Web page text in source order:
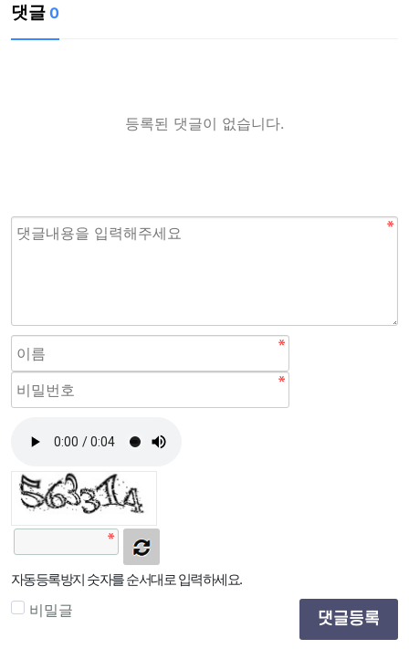
댓글 0
등록된 댓글이 없습니다.
자동등록방지 숫자를 순서대로 입력하세요.
비밀글 댓글등록